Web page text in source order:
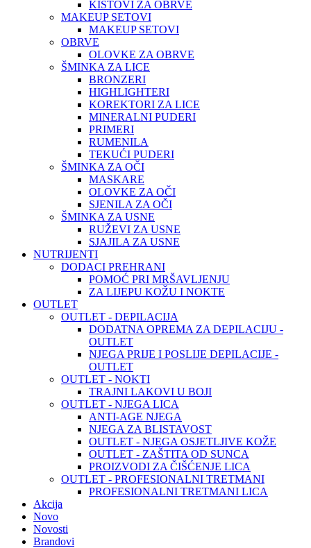
KISTOVI ZA OBRVE
MAKEUP SETOVI
MAKEUP SETOVI
OBRVE
OLOVKE ZA OBRVE
ŠMINKA ZA LICE
BRONZERI
HIGHLIGHTERI
KOREKTORI ZA LICE
MINERALNI PUDERI
PRIMERI
RUMENILA
TEKUĆI PUDERI
ŠMINKA ZA OČI
MASKARE
OLOVKE ZA OČI
SJENILA ZA OČI
ŠMINKA ZA USNE
RUŽEVI ZA USNE
SJAJILA ZA USNE
NUTRIJENTI
DODACI PREHRANI
POMOĆ PRI MRŠAVLJENJU
ZA LIJEPU KOŽU I NOKTE
OUTLET
OUTLET - DEPILACIJA
DODATNA OPREMA ZA DEPILACIJU -
OUTLET
NJEGA PRIJE I POSLIJE DEPILACIJE -
OUTLET
OUTLET - NOKTI
TRAJNI LAKOVI U BOJI
OUTLET - NJEGA LICA
ANTI-AGE NJEGA
NJEGA ZA BLISTAVOST
OUTLET - NJEGA OSJETLJIVE KOŽE
OUTLET - ZAŠTITA OD SUNCA
PROIZVODI ZA ČIŠĆENJE LICA
OUTLET - PROFESIONALNI TRETMANI
PROFESIONALNI TRETMANI LICA
Akcija
Novo
Novosti
Brandovi